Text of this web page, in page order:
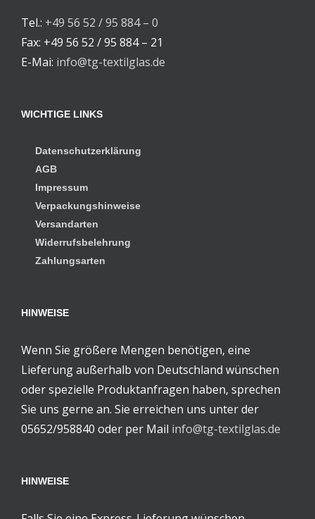
Tel.: +49 56 52 / 95 884 – 0
Fax: +49 56 52 / 95 884 – 21
E-Mai: info@tg-textilglas.de
WICHTIGE LINKS
Datenschutzerklärung
AGB
Impressum
Verpackungshinweise
Versandarten
Widerrufsbelehrung
Zahlungsarten
HINWEISE
Wenn Sie größere Mengen benötigen, eine
Lieferung außerhalb von Deutschland wünschen
oder spezielle Produktanfragen haben, sprechen
Sie uns gerne an. Sie erreichen uns unter der
05652/958840 oder per Mail info@tg-textilglas.de
HINWEISE